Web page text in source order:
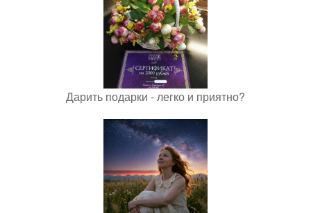
Дарить подарки - легко и приятно?